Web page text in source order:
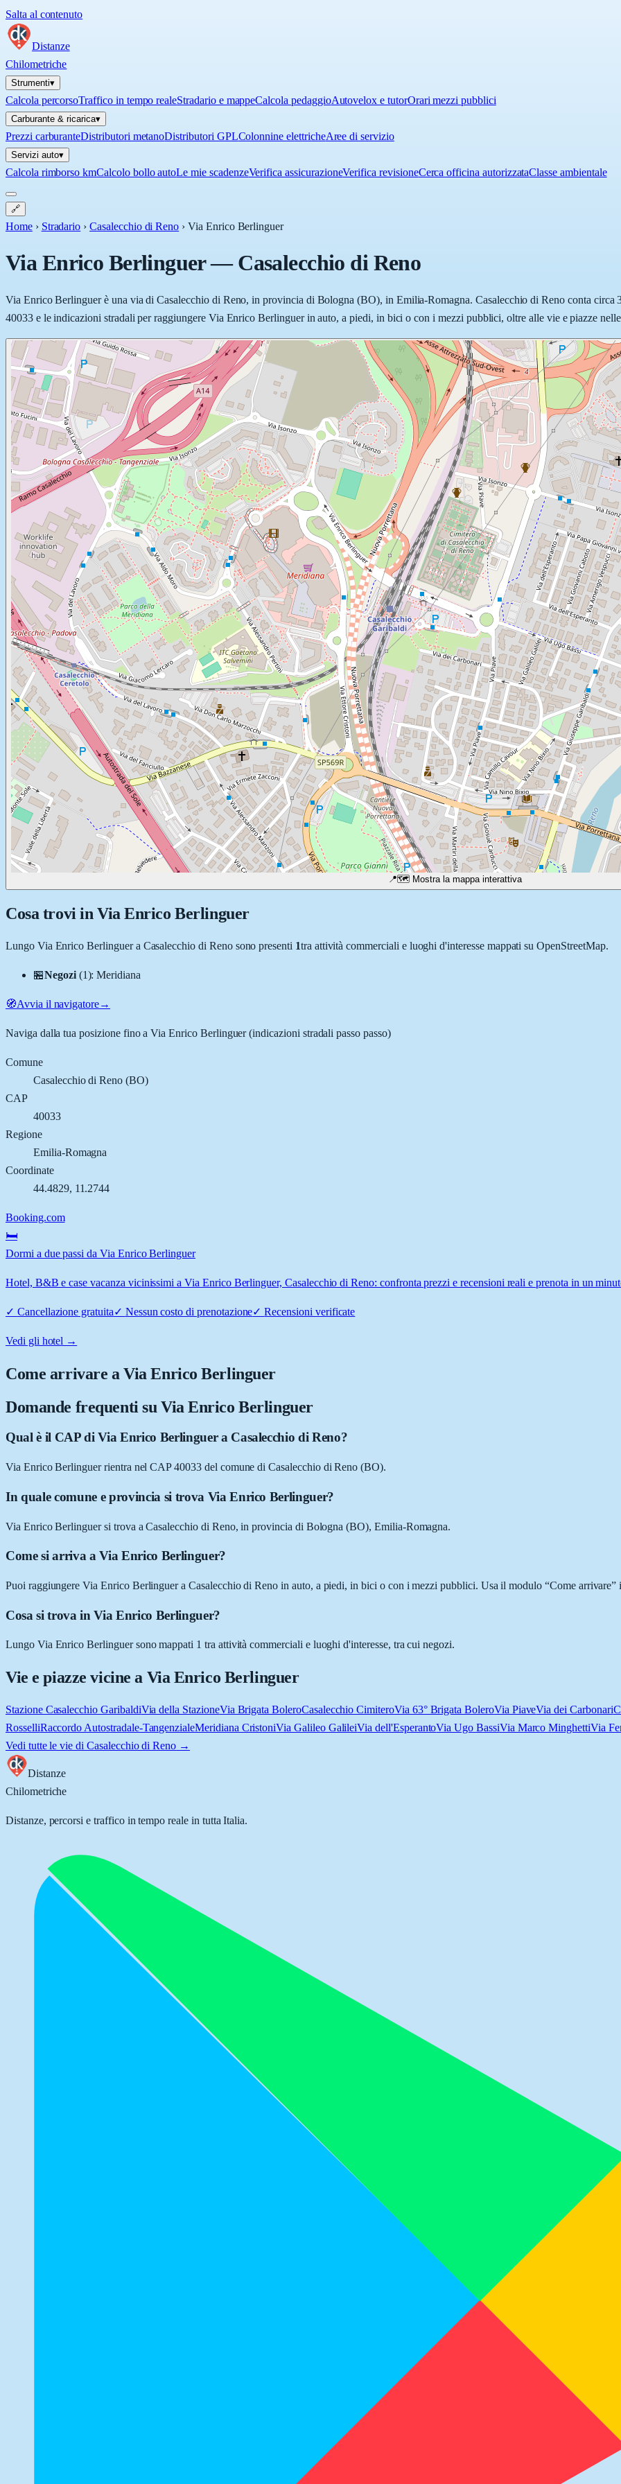
Salta al contenuto
Distanze
Chilometriche
Strumenti▾
Calcola percorsoTraffico in tempo realeStradario e mappeCalcola pedaggioAutovelox e tutorOrari mezzi pubblici
Carburante & ricarica▾
Prezzi carburanteDistributori metanoDistributori GPLColonnine elettricheAree di servizio
Servizi auto▾
Calcola rimborso kmCalcolo bollo autoLe mie scadenzeVerifica assicurazioneVerifica revisioneCerca officina autorizzataClasse ambientale
🔗
Home › Stradario › Casalecchio di Reno ›Via Enrico Berlinguer
Via Enrico Berlinguer—Casalecchio di Reno
Via Enrico Berlinguer è una via di Casalecchio di Reno, in provincia di Bologna (BO), in Emilia-Romagna. Casalecchio di Reno conta circa
40033 e le indicazioni stradali per raggiungere Via Enrico Berlinguer in auto, a piedi, in bici o con i mezzi pubblici, oltre alle vie e piazze
📍🗺️ Mostra la mappa interattiva
Cosa trovi in Via Enrico Berlinguer
Lungo Via Enrico Berlinguera Casalecchio di Renosono presenti 1tra attività commerciali e luoghi d'interesse mappati su OpenStreetMap.
🏪Negozi (1):Meridiana
🧭Avvia il navigatore→
Naviga dalla tua posizione fino aVia Enrico Berlinguer(indicazioni stradali passo passo)
Comune
Casalecchio di Reno (BO)
CAP
40033
Regione
Emilia-Romagna
Coordinate
44.4829, 11.2744
Booking.com
🛏️
Dormi a due passi da Via Enrico Berlinguer
Hotel, B&B e case vacanza vicinissimi a Via Enrico Berlinguer, Casalecchio di Reno: confronta prezzi e recensioni reali e prenota in un
✓ Cancellazione gratuita✓ Nessun costo di prenotazione✓Recensioni verificate
Vedi gli hotel →
Come arrivare aVia Enrico Berlinguer
Domande frequenti su Via Enrico Berlinguer
Qual è il CAP di Via Enrico Berlinguer a Casalecchio di Reno?
Via Enrico Berlinguer rientra nel CAP 40033 del comune di Casalecchio di Reno (BO).
In quale comune e provincia si trova Via Enrico Berlinguer?
Via Enrico Berlinguer si trova a Casalecchio di Reno, in provincia di Bologna (BO), Emilia-Romagna.
Come si arriva a Via Enrico Berlinguer?
Puoi raggiungere Via Enrico Berlinguer a Casalecchio di Reno in auto, a piedi, in bici o con i mezzi pubblici. Usa il modulo “Come arrivare”
Cosa si trova in Via Enrico Berlinguer?
Lungo Via Enrico Berlinguer sono mappati 1 tra attività commerciali e luoghi d'interesse, tra cui negozi.
Vie e piazze vicine a Via Enrico Berlinguer
Stazione Casalecchio GaribaldiVia della StazioneVia Brigata BoleroCasalecchio CimiteroVia 63° Brigata BoleroVia PiaveVia dei Carbonari
RosselliRaccordo Autostradale-TangenzialeMeridiana CristoniVia Galileo GalileiVia dell'EsperantoVia Ugo BassiVia Marco MinghettiVia
Vedi tutte le vie di Casalecchio di Reno →
Distanze
Chilometriche
Distanze, percorsi e traffico in tempo reale in tutta Italia.